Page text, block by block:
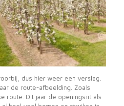
dus hier weer een verslag.
de route-afbeelding. Zoals
route. Dit jaar de openingsrit als